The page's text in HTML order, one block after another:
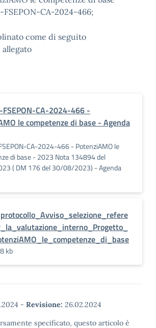
FSEPON-CA-2024-466;
come di seguito
CA-2024-466 -
le competenze di base - Agenda
CA-2024-466 - PotenziAMO le
di base - 2023 Nota 134894 del
( DM 176 del 30/08/2023) - Agenda
kb
- Revisione: 26.02.2024
specificato, questo articolo è